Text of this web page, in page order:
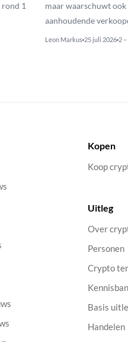
rond 1
maar waarschuwt
aanhoudende
Leon Markus 25 juli 2026 2
Kopen
Koop
Uitleg
Over
Personen
Crypto
Basis
Handelen